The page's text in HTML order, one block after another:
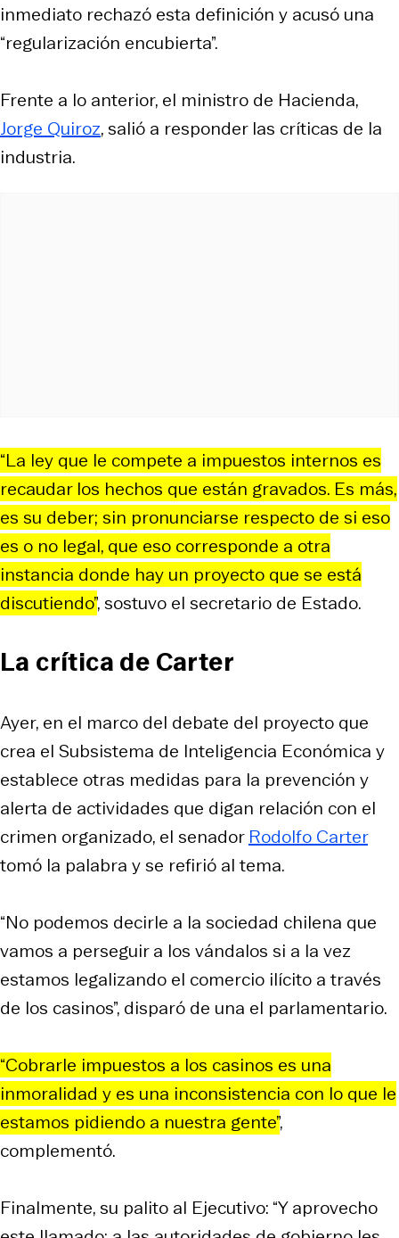
inmediato rechazó esta definición y acusó una
“regularización encubierta”.
Frente a lo anterior, el ministro de Hacienda,
Jorge Quiroz, salió a responder las críticas de la
industria.
“La ley que le compete a impuestos internos es
recaudar los hechos que están gravados. Es más,
es su deber; sin pronunciarse respecto de si eso
es o no legal, que eso corresponde a otra
instancia donde hay un proyecto que se está
discutiendo”, sostuvo el secretario de Estado.
La crítica de Carter
Ayer, en el marco del debate del proyecto que
crea el Subsistema de Inteligencia Económica y
establece otras medidas para la prevención y
alerta de actividades que digan relación con el
crimen organizado, el senador Rodolfo Carter
tomó la palabra y se refirió al tema.
“No podemos decirle a la sociedad chilena que
vamos a perseguir a los vándalos si a la vez
estamos legalizando el comercio ilícito a través
de los casinos”, disparó de una el parlamentario.
“Cobrarle impuestos a los casinos es una
inmoralidad y es una inconsistencia con lo que le
estamos pidiendo a nuestra gente”,
complementó.
Finalmente, su palito al Ejecutivo: “Y aprovecho